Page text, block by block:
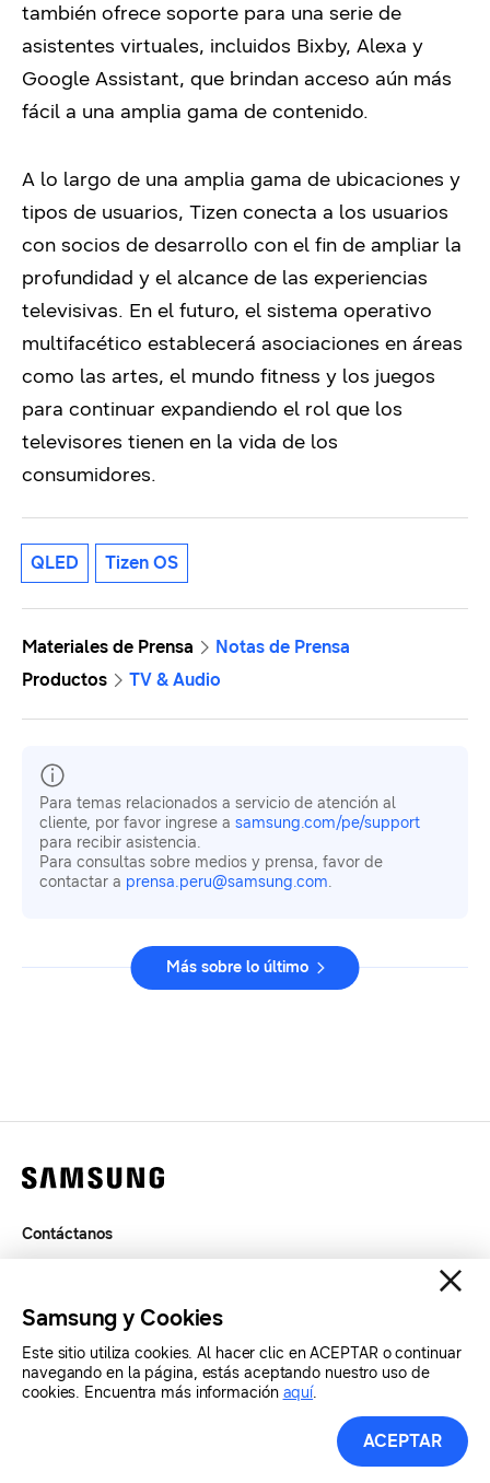
también ofrece soporte para una serie de
asistentes virtuales, incluidos Bixby, Alexa y
Google Assistant, que brindan acceso aún más
fácil a una amplia gama de contenido.
A lo largo de una amplia gama de ubicaciones y
tipos de usuarios, Tizen conecta a los usuarios
con socios de desarrollo con el fin de ampliar la
profundidad y el alcance de las experiencias
televisivas. En el futuro, el sistema operativo
multifacético establecerá asociaciones en áreas
como las artes, el mundo fitness y los juegos
para continuar expandiendo el rol que los
televisores tienen en la vida de los
consumidores.
QLED Tizen OS
Materiales de Prensa
Notas de Prensa
Productos
TV & Audio
Para temas relacionados a servicio de atención al
cliente, por favor ingrese a samsung.com/pe/support
para recibir asistencia.
Para consultas sobre medios y prensa, favor de
contactar a prensa.peru@samsung.com.
Más sobre lo último
Contáctanos
SAMSUNG.COM
Copyright© SAMSUNG Todos los derechos reservados.
Samsung y Cookies
Este sitio utiliza cookies. Al hacer clic en ACEPTAR o continuar
navegando en la página, estás aceptando nuestro uso de
cookies. Encuentra más información aquí.
ACEPTAR